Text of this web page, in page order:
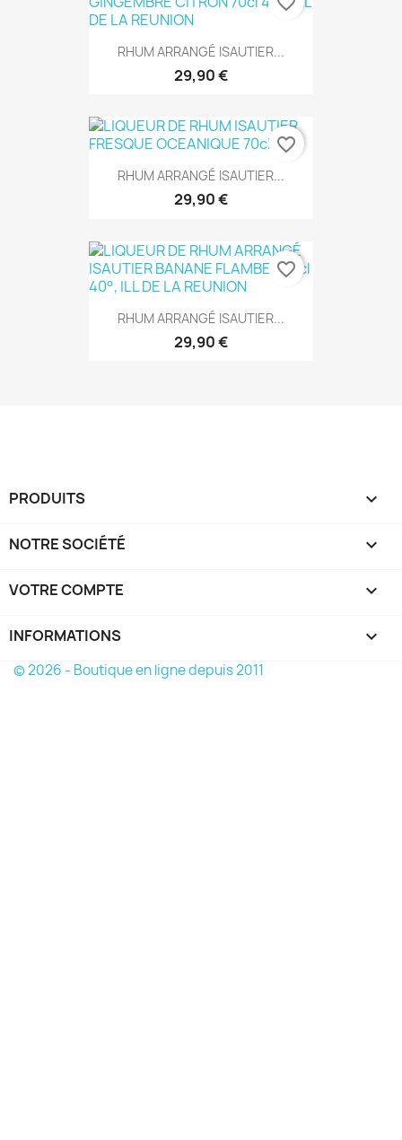
RHUM ARRANGÉ ISAUTIER...
29,90 €
RHUM ARRANGÉ ISAUTIER...
29,90 €
favorite_border
RHUM ARRANGÉ ISAUTIER...
29,90 €
favorite_border
PRODUITS 
NOTRE SOCIÉTÉ 
VOTRE COMPTE 
INFORMATIONS keyboard_arrow_down
© 2026 - Boutique en ligne depuis 2011